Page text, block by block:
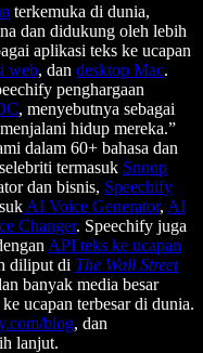
terkemuka di dunia,
dan didukung oleh lebih
aplikasi teks ke ucapan
web, dan desktop Mac.
penghargaan
, menyebutnya sebagai
hidup mereka.”
dalam 60+ bahasa dan
termasuk Snoop
dan bisnis, Speechify
AI Voice Generator, AI
Changer. Speechify juga
API teks ke ucapan
diliput di The Wall Street
banyak media besar
ucapan terbesar di dunia.
blog, dan
lanjut.